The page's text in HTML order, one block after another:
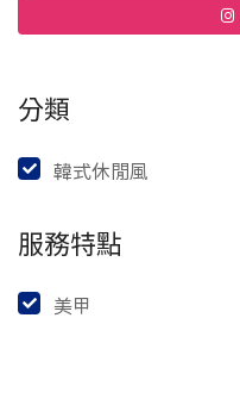
分類
韓式休閒風
服務特點
美甲